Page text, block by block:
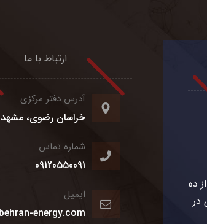
ده
در
ارتباط با ما
آدرس دفتر مرکزی
خراسان رضوی، مشهد
شماره تماس
09120550091
ایمیل
energy.com